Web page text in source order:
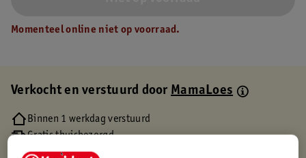
Momenteel online niet op voorraad.
Verkocht en verstuurd doorMamaLoes
Binnen 1 werkdag verstuurd
Gratis thuisbezorgd
Gratis retourneren via verkooppartner.